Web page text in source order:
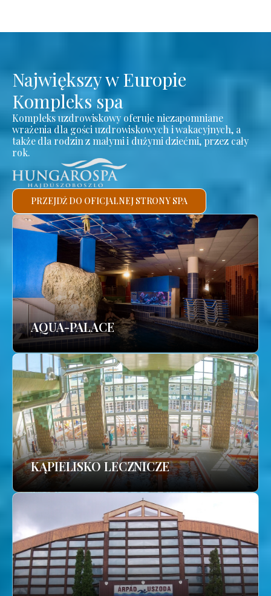
Największy w Europie
Kompleks spa
Kompleks uzdrowiskowy oferuje niezapomniane
wrażenia dla gości uzdrowiskowych i wakacyjnych, a
także dla rodzin z małymi i dużymi dziećmi, przez cały
rok.
PRZEJDŹ DO OFICJALNEJ STRONY SPA
AQUA-PALACE
KĄPIELISKO LECZNICZE